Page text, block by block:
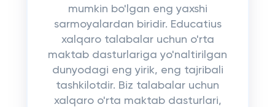
mumkin bo'lgan eng yaxshi
sarmoyalardan biridir. Educatius
xalqaro talabalar uchun o'rta
maktab dasturlariga yo'naltirilgan
dunyodagi eng yirik, eng tajribali
tashkilotdir. Biz talabalar uchun
xalqaro o'rta maktab dasturlari,